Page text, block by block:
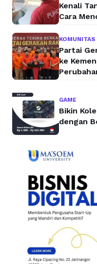
Kenali
Cara
KOMUNITAS
Partai
ke
GAME
Bikin
dengan